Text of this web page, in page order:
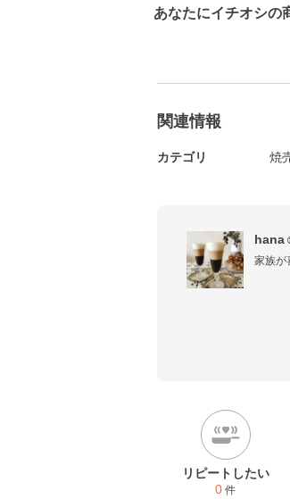
あなたにイチオシの
関連情報
カテゴリ 焼
家族が
リピートしたい
0 件